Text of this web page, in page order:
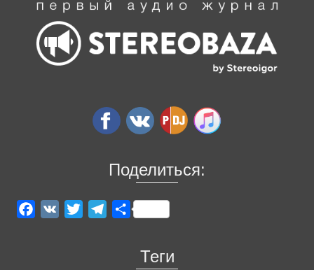
Поделиться:
Facebook
VK Twitter TelegramОтправить
Теги